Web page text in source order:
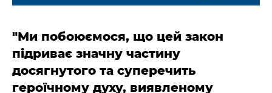
"Ми побоюємося, що цей закон
підриває значну частину
досягнутого та суперечить
героїчному духу, виявленому